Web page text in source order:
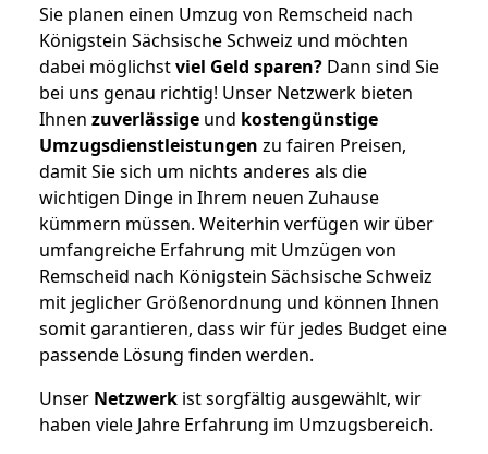
Sie planen einen Umzug von Remscheid nach
Königstein Sächsische Schweiz und möchten
dabei möglichstviel Geld sparen? Dann sind Sie
bei uns genau richtig! Unser Netzwerk bieten
Ihnen zuverlässige und kostengünstige
Umzugsdienstleistungen zu fairen Preisen,
damit Sie sich um nichts anderes als die
wichtigen Dinge in Ihrem neuen Zuhause
kümmern müssen. Weiterhin verfügen wir über
umfangreiche Erfahrung mit Umzügen von
Remscheid nach Königstein Sächsische Schweiz
mit jeglicher Größenordnung und können Ihnen
somit garantieren, dass wir für jedes Budget eine
passende Lösung finden werden.
Unser Netzwerk ist sorgfältig ausgewählt, wir
haben viele Jahre Erfahrung im Umzugsbereich.